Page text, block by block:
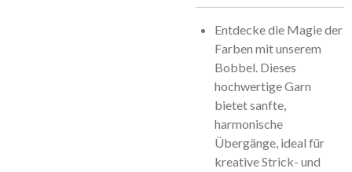
Entdecke die Magie der
Farben mit unserem
Bobbel. Dieses
hochwertige Garn
bietet sanfte,
harmonische
Übergänge, ideal für
kreative Strick- und